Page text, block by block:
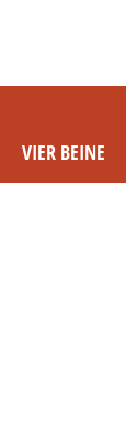
VIER BEINE